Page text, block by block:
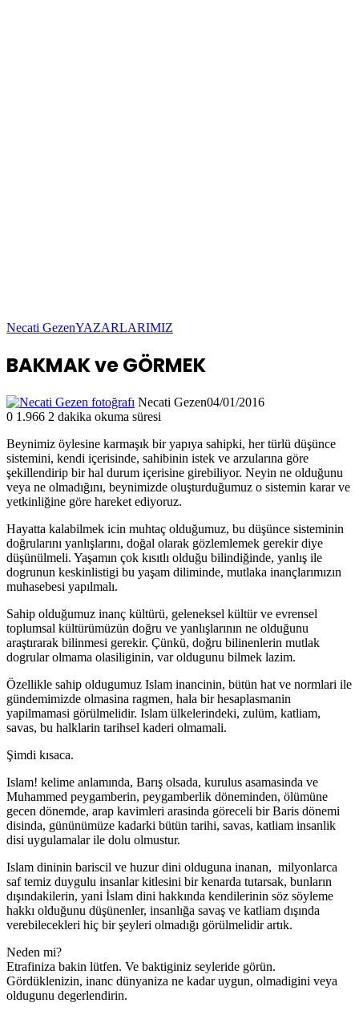
Necati GezenYAZARLARIMIZ
BAKMAK ve GÖRMEK
Necati Gezen04/01/2016
0 1.966 2 dakika okuma süresi
Beynimiz öylesine karmaşık bir yapıya sahipki, her türlü düşünce
sistemini, kendi içerisinde, sahibinin istek ve arzularına göre
şekillendirip bir hal durum içerisine girebiliyor. Neyin ne olduğunu
veya ne olmadığını, beynimizde oluşturduğumuz o sistemin karar ve
yetkinliğine göre hareket ediyoruz.
Hayatta kalabilmek icin muhtaç olduğumuz, bu düşünce sisteminin
doğrularını yanlışlarını, doğal olarak gözlemlemek gerekir diye
düşünülmeli. Yaşamın çok kısıtlı olduğu bilindiğinde, yanlış ile
dogrunun keskinlistigi bu yaşam diliminde, mutlaka inançlarımızın
muhasebesi yapılmalı.
Sahip olduğumuz inanç kültürü, geleneksel kültür ve evrensel
toplumsal kültürümüzün doğru ve yanlışlarının ne olduğunu
araştırarak bilinmesi gerekir. Çünkü, doğru bilinenlerin mutlak
dogrular olmama olasiliginin, var oldugunu bilmek lazim.
Özellikle sahip oldugumuz Islam inancinin, bütün hat ve normlari ile
gündemimizde olmasina ragmen, hala bir hesaplasmanin
yapilmamasi görülmelidir. Islam ülkelerindeki, zulüm, katliam,
savas, bu halklarin tarihsel kaderi olmamali.
Şimdi kısaca.
Islam! kelime anlamında, Barış olsada, kurulus asamasinda ve
Muhammed peygamberin, peygamberlik döneminden, ölümüne
gecen dönemde, arap kavimleri arasinda göreceli bir Baris dönemi
disinda, gününümüze kadarki bütün tarihi, savas, katliam insanlik
disi uygulamalar ile dolu olmustur.
Islam dininin bariscil ve huzur dini olduguna inanan, milyonlarca
saf temiz duygulu insanlar kitlesini bir kenarda tutarsak, bunların
dışındakilerin, yani İslam dini hakkında kendilerinin söz söyleme
hakkı olduğunu düşünenler, insanlığa savaş ve katliam dışında
verebilecekleri hiç bir şeyleri olmadığı görülmelidir artık.
Neden mi?
Etrafiniza bakin lütfen. Ve baktiginiz seyleride görün.
Gördüklenizin, inanc dünyaniza ne kadar uygun, olmadigini veya
oldugunu degerlendirin.